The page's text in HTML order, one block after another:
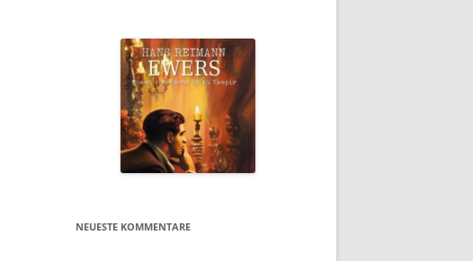
NEUESTE KOMMENTARE